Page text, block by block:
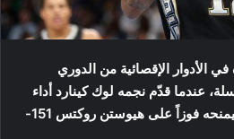
الأدوار الإقصائية من الدوري
عندما قدّم نجمه لوك كينارد أداء
رائعاً بتسجيله عشر ثلاثيات ليمنحه فوزاً على هيوستن روكتس 151-